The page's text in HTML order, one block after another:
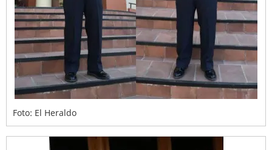
Foto: El Heraldo